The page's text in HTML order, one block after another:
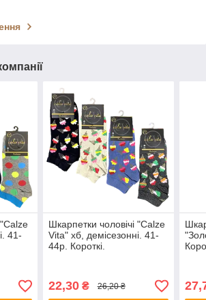
41-
Шкарпетки чоловічі "Calze
Vita" хб, демісезонні. 41-
44р. Короткі.
22,30₴ 26,20 ₴